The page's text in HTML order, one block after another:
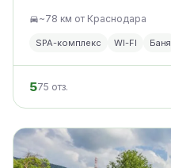
~78 км от Краснодара
SPA-комплекс WI-FI Баня
575 отз.